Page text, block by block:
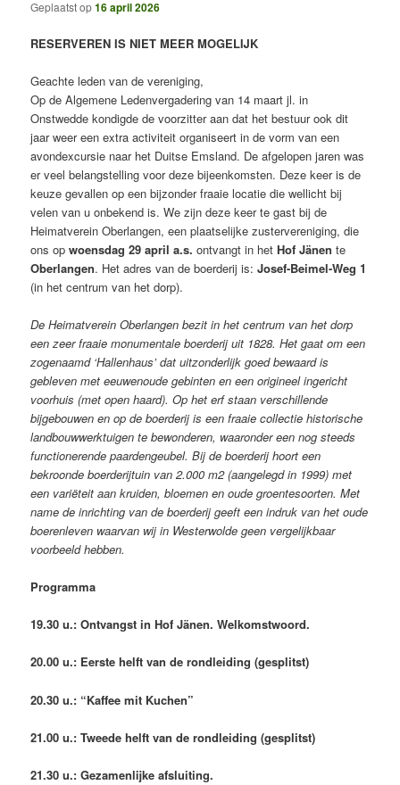
Geplaatst op16 april 2026
RESERVEREN IS NIET MEER MOGELIJK
Geachte leden van de vereniging,
Op de Algemene Ledenvergadering van 14 maart jl. in
Onstwedde kondigde de voorzitter aan dat het bestuur ook dit
jaar weer een extra activiteit organiseert in de vorm van een
avondexcursie naar het Duitse Emsland. De afgelopen jaren was
er veel belangstelling voor deze bijeenkomsten. Deze keer is de
keuze gevallen op een bijzonder fraaie locatie die wellicht bij
velen van u onbekend is. We zijn deze keer te gast bij de
Heimatverein Oberlangen, een plaatselijke zustervereniging, die
ons opwoensdag 29 april a.s. ontvangt in hetHof Jänen te
Oberlangen. Het adres van de boerderij is:Josef-Beimel-Weg 1
(in het centrum van het dorp).
De Heimatverein Oberlangen bezit in het centrum van het dorp
een zeer fraaie monumentale boerderij uit 1828. Het gaat om een
zogenaamd ‘Hallenhaus’ dat uitzonderlijk goed bewaard is
gebleven met eeuwenoude gebinten en een origineel ingericht
voorhuis (met open haard). Op het erf staan verschillende
bijgebouwen en op de boerderij is een fraaie collectie historische
landbouwwerktuigen te bewonderen, waaronder een nog steeds
functionerende paardengeubel. Bij de boerderij hoort een
bekroonde boerderijtuin van 2.000 m2 (aangelegd in 1999) met
een variëteit aan kruiden, bloemen en oude groentesoorten. Met
name de inrichting van de boerderij geeft een indruk van het oude
boerenleven waarvan wij in Westerwolde geen vergelijkbaar
voorbeeld hebben.
Programma
19.30 u.: Ontvangst in Hof Jänen. Welkomstwoord.
20.00 u.: Eerste helft van de rondleiding (gesplitst)
20.30 u.: “Kaffee mit Kuchen”
21.00 u.: Tweede helft van de rondleiding (gesplitst)
21.30 u.: Gezamenlijke afsluiting.